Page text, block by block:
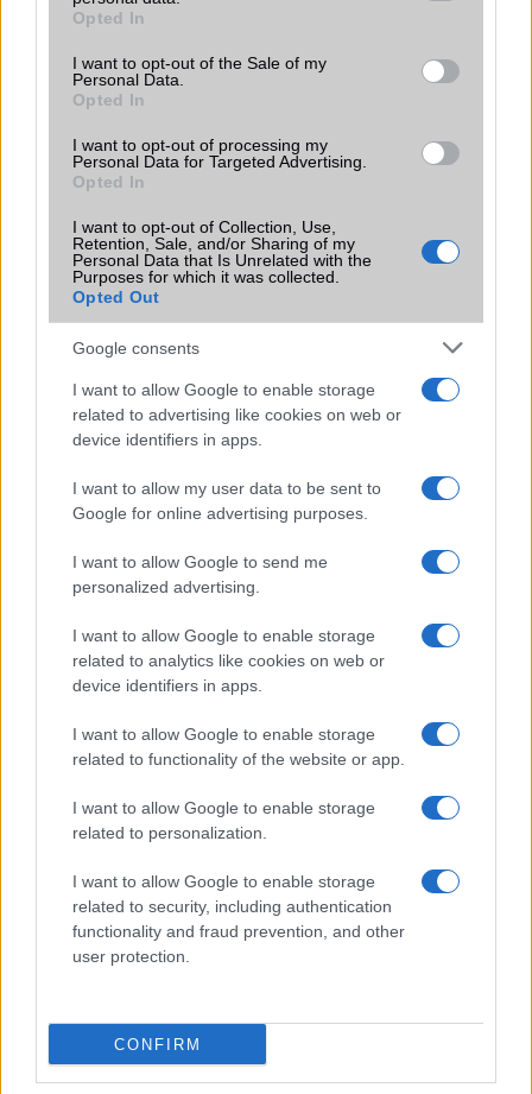
grant or deny consent to Google and its third-party tags to
use your data for below specified purposes in below Google
consent section.
Opted In
I want to opt-out of the Sale of my
Personal Data.
Opted In
I want to opt-out of processing my
Personal Data for Targeted Advertising.
Opted In
I want to opt-out of Collection, Use,
Retention, Sale, and/or Sharing of my
Personal Data that Is Unrelated with the
Purposes for which it was collected.
Opted Out
Google consents
I want to allow Google to enable storage
related to advertising like cookies on web or
device identifiers in apps.
I want to allow my user data to be sent to
Google for online advertising purposes.
I want to allow Google to send me
personalized advertising.
I want to allow Google to enable storage
related to analytics like cookies on web or
device identifiers in apps.
I want to allow Google to enable storage
related to functionality of the website or app.
I want to allow Google to enable storage
related to personalization.
I want to allow Google to enable storage
related to security, including authentication
functionality and fraud prevention, and other
user protection.
CONFIRM
Motorola
Samsung
Xiaomi
ZTE
Mennyibe kerül
Keressen a telefonboltok ajánlatai között!
TELEFONOK GYORSLISTA
Márka :
Feliratkozás a Telefonguru ingyenes hírlevelére